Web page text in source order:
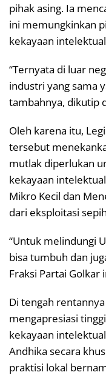
pihak asing. Ia
ini memungkinkan
kekayaan
“Ternyata di luar
industri yang sama
tambahnya, dikutip
Oleh karena itu,
tersebut
mutlak diperlukan
kekayaan
Mikro Kecil dan
dari eksploitasi
“Untuk melindungi
bisa tumbuh dan
Fraksi Partai Golkar
Di tengah
mengapresiasi
kekayaan
Andhika secara
praktisi lokal